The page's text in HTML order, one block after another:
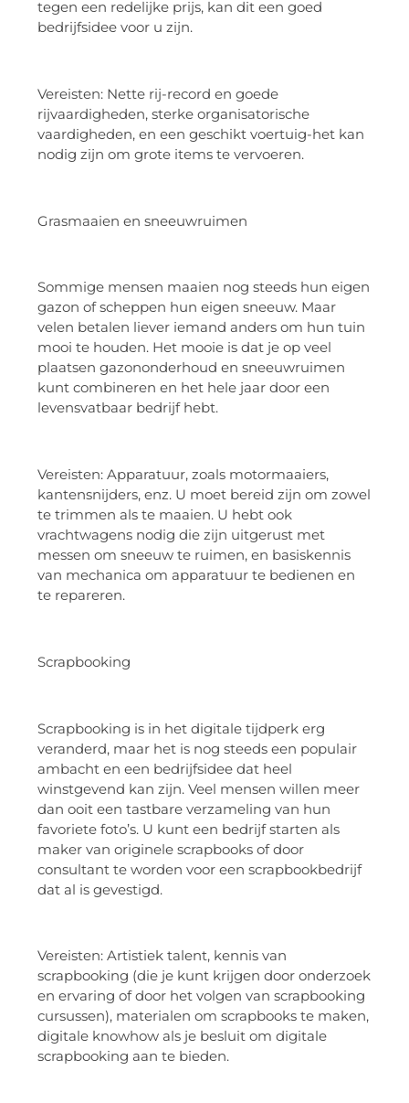
tegen een redelijke prijs, kan dit een goed
bedrijfsidee voor u zijn.
Vereisten: Nette rij-record en goede
rijvaardigheden, sterke organisatorische
vaardigheden, en een geschikt voertuig-het kan
nodig zijn om grote items te vervoeren.
Grasmaaien en sneeuwruimen
Sommige mensen maaien nog steeds hun eigen
gazon of scheppen hun eigen sneeuw. Maar
velen betalen liever iemand anders om hun tuin
mooi te houden. Het mooie is dat je op veel
plaatsen gazononderhoud en sneeuwruimen
kunt combineren en het hele jaar door een
levensvatbaar bedrijf hebt.
Vereisten: Apparatuur, zoals motormaaiers,
kantensnijders, enz. U moet bereid zijn om zowel
te trimmen als te maaien. U hebt ook
vrachtwagens nodig die zijn uitgerust met
messen om sneeuw te ruimen, en basiskennis
van mechanica om apparatuur te bedienen en
te repareren.
Scrapbooking
Scrapbooking is in het digitale tijdperk erg
veranderd, maar het is nog steeds een populair
ambacht en een bedrijfsidee dat heel
winstgevend kan zijn. Veel mensen willen meer
dan ooit een tastbare verzameling van hun
favoriete foto’s. U kunt een bedrijf starten als
maker van originele scrapbooks of door
consultant te worden voor een scrapbookbedrijf
dat al is gevestigd.
Vereisten: Artistiek talent, kennis van
scrapbooking (die je kunt krijgen door onderzoek
en ervaring of door het volgen van scrapbooking
cursussen), materialen om scrapbooks te maken,
digitale knowhow als je besluit om digitale
scrapbooking aan te bieden.